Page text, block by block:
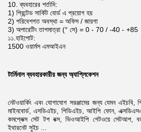
10. ব্যবহারের শর্তাদি:
1) প্রিন্টেড সার্কিট বোর্ড এ প্রয়োগ হয়
2) পরিবেশগত অবস্থা = অফিস / জায়গা
3) অপারেটিং তাপমাত্রা (° সে) = 0 - 70 / -40 - +85
১১.হাইপোট:
1500 ওয়ার্মস এমআইএন
টার্মিনাল ব্যবহারকারীর জন্য অ্যাপ্লিকেশন
নেটওয়ার্কিং এবং যোগাযোগ সরঞ্জামের জন্য যেমন এইচবি,
মাইনবোর্ড, এসডিএইচ, পিডিএইচ, আইপি ফোন,
কমপ্লেক্স সেট টপ বক্স, ভিওআইপি গেটওয়ে সেটআপ,
ইথারনেট সুইচ ...